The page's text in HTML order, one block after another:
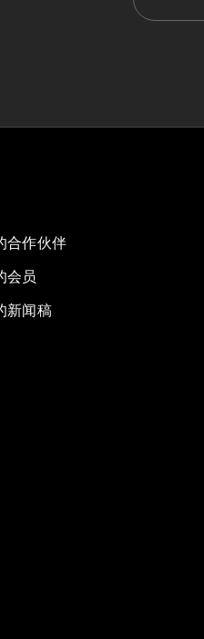
合作伙伴
会员
新闻稿